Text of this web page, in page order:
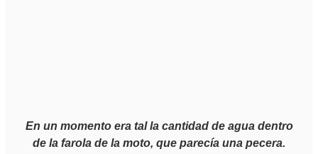
En un momento era tal la cantidad de agua dentro
de la farola de la moto, que parecía una pecera.